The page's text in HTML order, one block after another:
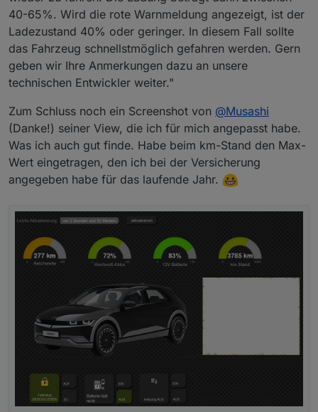
40-65%. Wird die rote Warnmeldung angezeigt, ist der
Ladezustand 40% oder geringer. In diesem Fall sollte
das Fahrzeug schnellstmöglich gefahren werden. Gern
geben wir Ihre Anmerkungen dazu an unsere
technischen Entwickler weiter."
Zum Schluss noch ein Screenshot von @Musashi
(Danke!) seiner View, die ich für mich angepasst habe.
Was ich auch gut finde. Habe beim km-Stand den Max-
Wert eingetragen, den ich bei der Versicherung
angegeben habe für das laufende Jahr.